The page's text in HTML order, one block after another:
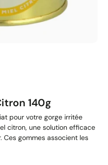
140g
pour votre gorge irritée
citron, une solution efficace
gommes associent les